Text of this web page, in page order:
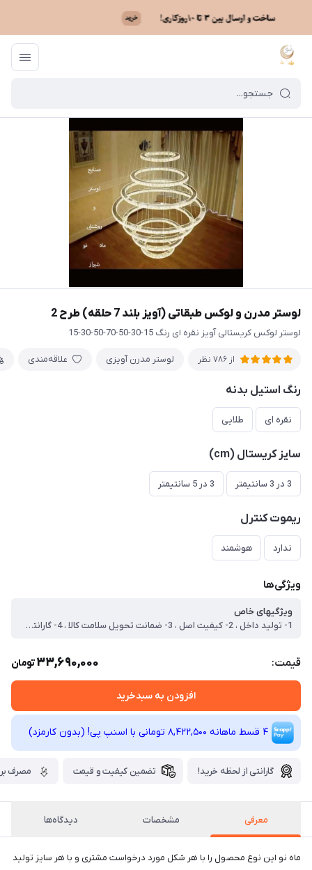
ماه نو / خرید لوستر بر اساس مدل
لوستر مدرن و لوکس طبقاتی (آویز بلند 7 حلقه) طرح 2
لوستر لوکس کریستالی آویز نقره ای رنگ 15-30-50-70-50-30-15
از 786 نظر لوستر مدرن آویزی علاقه‌مندی
رنگ استیل بدنه
نقره ای طلایی
سایز کریستال (cm)
3 در 3 سانتیمتر 3 در 5 سانتیمتر
ریموت کنترل
ندارد هوشمند
ویژگی‌ها
ویژگیهای خاص
1- تولید داخل ، 2- کیفیت اصل ، 3- ضمانت تحویل سلامت کالا ، 4- گارانتی تعویض رایگان کالا ، 5- بهترین برند اس ام دی با شدت نور زیاد (تراکم 200) ، 6- ورق استیل ضخیم ضد زنگ و ضد خش براق ، 7- ارتفاع زیاد
قیمت: 33,690,000تومان
افزودن به سبدخرید
4 قسط ماهانه 8,422,500 تومانی با اسنپ ‌پی! (بدون کارمزد)
گارانتی از لحظه خرید! تضمین کیفیت و قیمت مصرف
معرفی مشخصات دیدگاه‌ها
ماه نو این نوع محصول را با هر شکل مورد درخواست مشتری و با هر سایز تولید